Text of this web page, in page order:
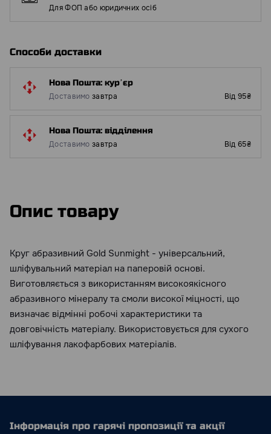
Для ФОП або юридичних осіб
Способи доставки
Нова Пошта: курʼєр
Доставимо завтра Від 95₴
Нова Пошта: відділення
Доставимо завтра Від 65₴
Опис товару
Круг абразивний Gold Sunmight - універсальний,
шліфувальний матеріал на паперовій основі.
Виготовляється з використанням високоякісного
абразивного мінералу та смоли високої міцності, що
визначає відмінні робочі характеристики та
довговічність матеріалу. Використовується для сухого
шліфування лакофарбових матеріалів.
Інформація про гарячі пропозиції та акції